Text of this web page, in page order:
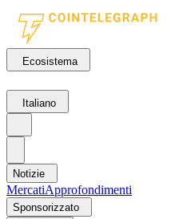
Ecosistema
Italiano
Notizie
MercatiApprofondimenti
Sponsorizzato